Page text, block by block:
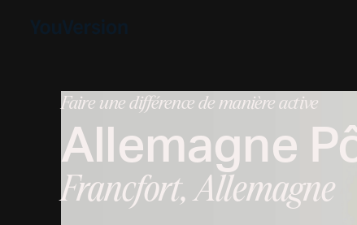
Faire une différence de manière active
Allemagne
Francfort, Allemagne